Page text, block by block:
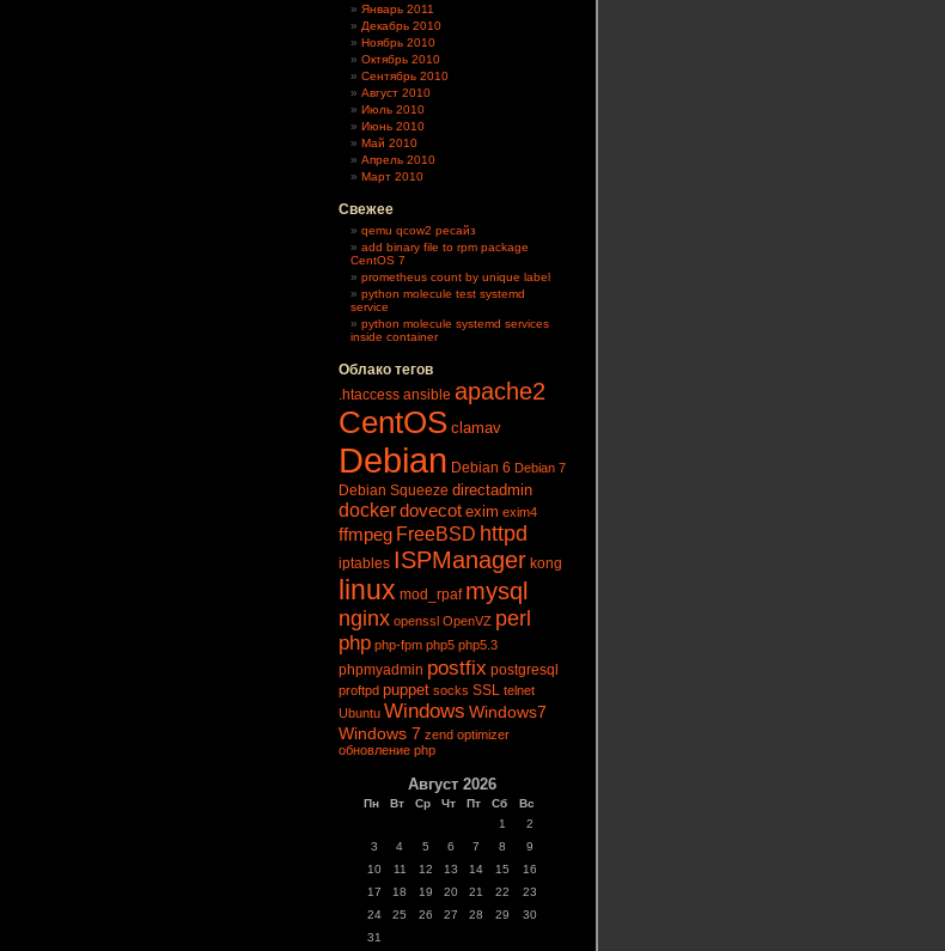
Январь 2011
Декабрь 2010
Ноябрь 2010
Октябрь 2010
Сентябрь 2010
Август 2010
Июль 2010
Июнь 2010
Май 2010
Апрель 2010
Март 2010
Свежее
qemu qcow2 ресайз
add binary file to rpm package
CentOS 7
prometheus count by unique label
python molecule test systemd
service
python molecule systemd services
inside container
Облако тегов
.htaccess ansible apache2
CentOS clamav
Debian Debian 6 Debian 7
Debian Squeeze directadmin
dockerdovecot exim exim4
ffmpeg FreeBSD httpd
iptables ISPManager kong
linux mod_rpaf mysql
nginx openssl OpenVZ perl
php php-fpm php5 php5.3
phpmyadmin postfix postgresql
proftpd puppet socks SSL
telnet
Ubuntu Windows Windows7
Windows 7 zend optimizer
обновление php
Август 2026
Пн Вт Ср Чт Пт Сб
Вс
1
2
3
4 5 6 7 8
9
10
11 12 13 14 15
16
17
18 19 20 21 22
23
24
25 26 27 28 29
30
31